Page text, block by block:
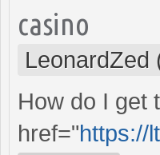
casino
LeonardZed
How do I get
href="https://